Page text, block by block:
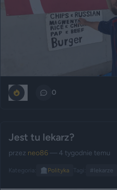
0
Jest tu lekarz?
przez neo86— 4 tygodnie temu
Kategoria: 🏛️ Polityka Tagi: #lekarze